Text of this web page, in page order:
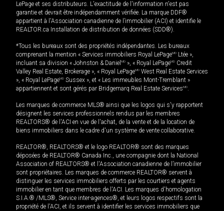
LePage et ses distributeurs. L'exactitude de l'information n'est pas
garantie et devrait être indépendamment vérifiée. La marque DDF®
appartient à l'Association canadienne de l’immobilier (ACI) et identifie le
REALTOR.ca Installation de distribution de données (SDD®).
*Tous les bureaux sont des propriétés indépendantes. Les bureaux
comprenant la mention « Services immobiliers Royal LePageMD Ltée »,
incluant sa division « Johnston & Daniel MD », « Royal LePageMD Credit
Valley Real Estate, Brokerage », « Royal LePageMD West Real Estate Services
», « Royal LePageMD Sussex », et « Les immeubles Mont-Tremblant »
appartiennent et sont gérés par Bridgemarq Real Estate ServicesMD.
Les marques de commerce MLS® ainsi que les logos qui s'y rapportent
désignent les services professionnels rendus par les membres
REALTORS® de l'ACI en vue de l'achat, de la vente et de la location de
biens immobiliers dans le cadre d'un système de vente collaborative.
REALTOR®, REALTORS® et le logo REALTOR® sont des marques
déposées de REALTOR® Canada Inc., une compagnie dont la National
Association of REALTORS® et l'Association canadienne de l’immobilier
sont propriétaires. Les marques de commerce REALTOR® servent à
distinguer les services immobiliers offerts par les courtiers et agents
immobilier en tant que membres de l'ACI. Les marques d'homologation
S.I.A.® /MLS®, Service inter-agences®, et leurs logos respectifs sont la
propriété de l'ACI, et ils servent à identifier les services immobiliers que